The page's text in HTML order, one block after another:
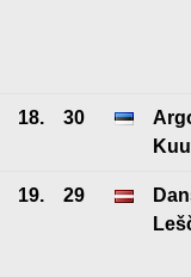
18. 30
19. 29